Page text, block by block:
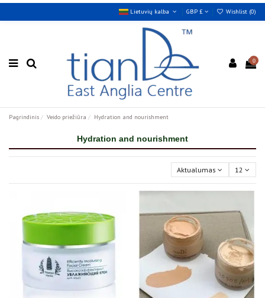
Lietuvių kalba GBP £ Wishlist (0)
0
Pagrindinis Veido priežiūra Hydration and nourishment
Hydration and nourishment
Aktualumas 12